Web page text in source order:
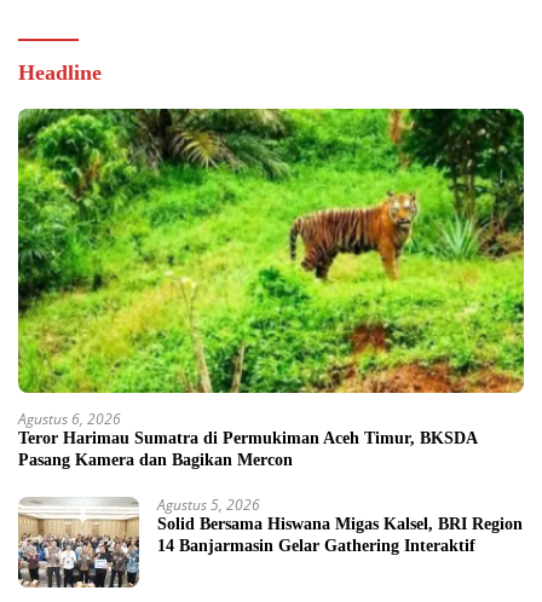
Headline
Agustus 6, 2026
Teror Harimau Sumatra di Permukiman Aceh Timur, BKSDA
Pasang Kamera dan Bagikan Mercon
Agustus 5, 2026
Solid Bersama Hiswana Migas Kalsel, BRI Region
14 Banjarmasin Gelar Gathering Interaktif